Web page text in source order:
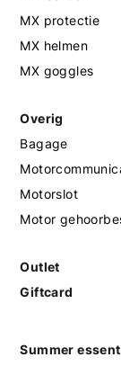
MX protectie
MX helmen
MX goggles
Overig
Bagage
Motorslot
Motor
Outlet
Giftcard
Summer